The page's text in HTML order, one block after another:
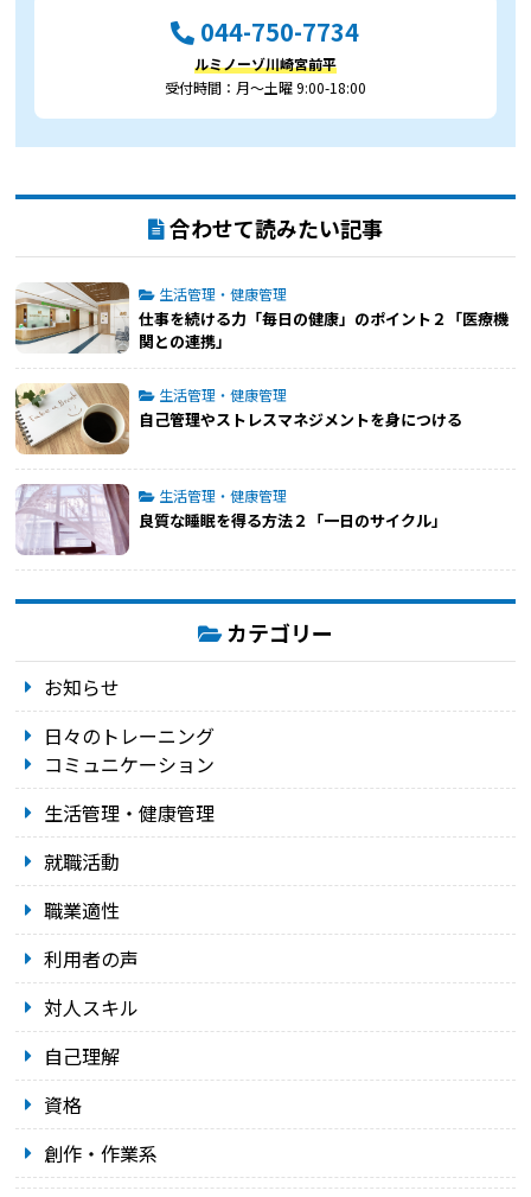
044-750-7734
ルミノーゾ川崎宮前平
受付時間：月～土曜 9:00-18:00
合わせて読みたい記事
生活管理・健康管理
仕事を続ける力「毎日の健康」のポイント２「医療機
関との連携」
生活管理・健康管理
自己管理やストレスマネジメントを身につける
生活管理・健康管理
良質な睡眠を得る方法２「一日のサイクル」
カテゴリー
お知らせ
日々のトレーニング
コミュニケーション
生活管理・健康管理
就職活動
職業適性
利用者の声
対人スキル
自己理解
資格
創作・作業系